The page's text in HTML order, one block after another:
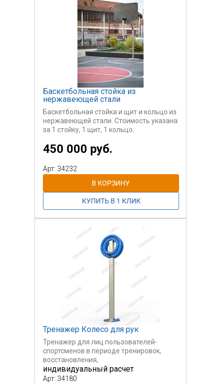
Баскетбольная стойка из
нержавеющей стали
Баскетбольная стойка и щит и кольцо из
нержавеющей стали. Стоимость указана
за 1 стойку, 1 щит, 1 кольцо.
450 000 руб.
Арт: 34232
Тренажер Колесо для рук
Тренажер для лиц пользователей-
спортсменов в периоде тренировок,
восстановления,
а также для лиц пожилого возраста
индивидуальный расчет
Арт: 34180